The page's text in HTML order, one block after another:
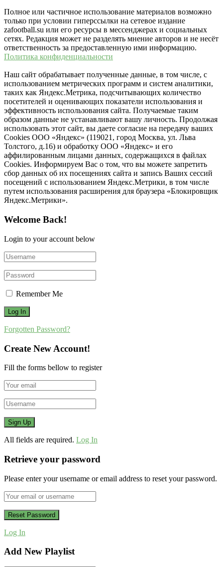
Полное или частичное использование материалов возможно
только при условии гиперссылки на сетевое издание
zafootball.su или его ресурсы в мессенджерах и социальных
сетях. Редакция может не разделять мнение авторов и не несёт
ответственность за предоставленную ими информацию.
Политика конфиденциальности
Наш сайт обрабатывает полученные данные, в том числе, с
использованием метрических программ и систем аналитики,
таких как Яндекс.Метрика, подсчитывающих количество
посетителей и оценивающих показатели использования и
эффективность использования сайта. Получаемые таким
образом данные не устанавливают вашу личность. Продолжая
использовать этот сайт, вы даете согласие на передачу ваших
Cookies ООО «Яндекс» (119021, город Москва, ул. Льва
Толстого, д.16) и обработку ООО «Яндекс» и его
аффилированным лицами данных, содержащихся в файлах
Cookies. Информируем Вас о том, что вы можете запретить
сбор данных об их посещениях сайта и запись Ваших сессий
посещений с использованием Яндекс.Метрики, в том числе
путем использования расширения для браузера «Блокировщик
Яндекс.Метрики».
Welcome Back!
Login to your account below
Remember Me
Forgotten Password?
Create New Account!
Fill the forms bellow to register
All fields are required. Log In
Retrieve your password
Please enter your username or email address to reset your password.
Log In
Add New Playlist